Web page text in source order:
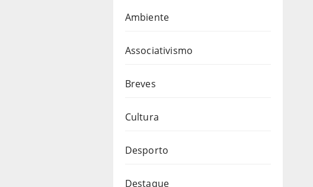
Ambiente
Associativismo
Breves
Cultura
Desporto
Destaque